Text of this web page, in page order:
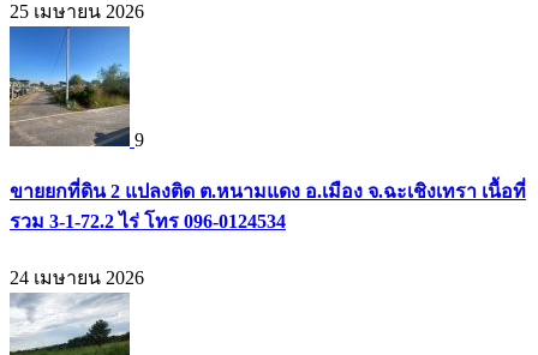
25 เมษายน 2026
9
ขายยกที่ดิน 2 แปลงติด ต.หนามแดง อ.เมือง จ.ฉะเชิงเทรา เนื้อที่
รวม 3-1-72.2 ไร่ โทร 096-0124534
24 เมษายน 2026